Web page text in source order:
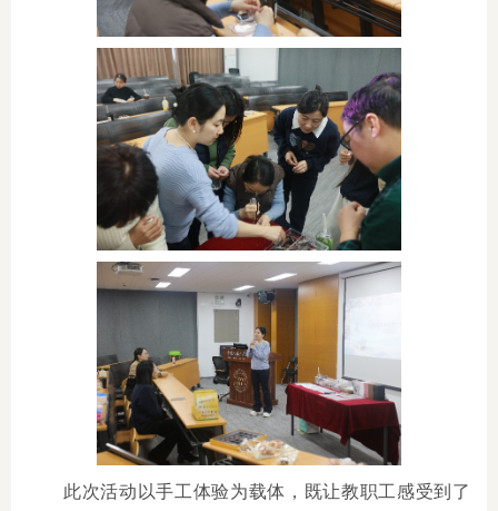
此次活动以手工体验为载体，既让教职工感受到了